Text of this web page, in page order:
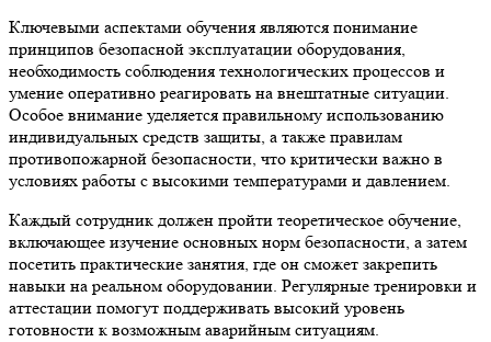
Ключевыми аспектами обучения являются понимание
принципов безопасной эксплуатации оборудования,
необходимость соблюдения технологических процессов и
умение оперативно реагировать на внештатные ситуации.
Особое внимание уделяется правильному использованию
индивидуальных средств защиты, а также правилам
противопожарной безопасности, что критически важно в
условиях работы с высокими температурами и давлением.
Каждый сотрудник должен пройти теоретическое обучение,
включающее изучение основных норм безопасности, а затем
посетить практические занятия, где он сможет закрепить
навыки на реальном оборудовании. Регулярные тренировки и
аттестации помогут поддерживать высокий уровень
готовности к возможным аварийным ситуациям.